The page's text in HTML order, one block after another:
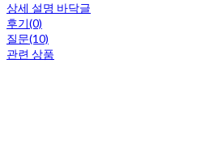
상세 설명 바닥글
후기(0)
질문(10)
관련 상품